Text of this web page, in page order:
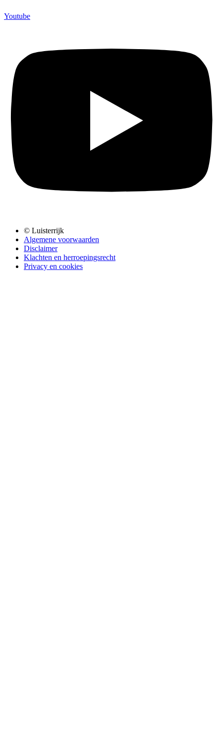
Youtube
© Luisterrijk
Algemene voorwaarden
Disclaimer
Klachten en herroepingsrecht
Privacy en cookies